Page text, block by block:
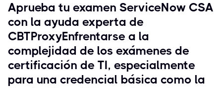
Aprueba tu examen ServiceNow CSA
con la ayuda experta de
CBTProxyEnfrentarse a la
complejidad de los exámenes de
certificación de TI, especialmente
para una credencial básica como la